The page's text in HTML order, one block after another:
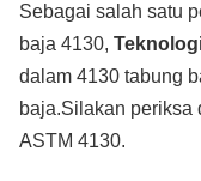
Sebagai salah satu
baja 4130,
dalam 4130 tabung
baja.Silakan periksa
ASTM 4130.